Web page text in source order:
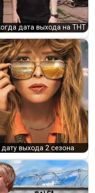
дата выхода на ТНТ
выхода 2 сезона